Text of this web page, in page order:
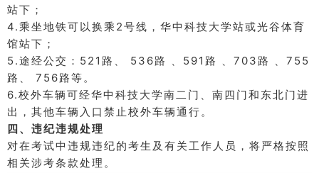
站下；
4.乘坐地铁可以换乘2号线，华中科技大学站或光谷体育
馆站下；
5.途经公交： 521路、 536路 、591路 、703路 、755
路、 756路等。
6.校外车辆可经华中科技大学南二门、南四门和东北门进
出，其他车辆入口禁止校外车辆通行。
四、违纪违规处理
对在考试中违规违纪的考生及有关工作人员，将严格按照
相关涉考条款处理。